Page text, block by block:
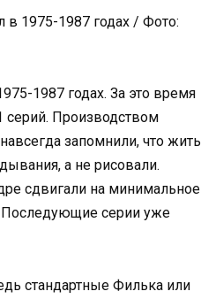
в 1975-1987 годах / Фото:
1987 годах. За это время
серий. Производством
запомнили, что жить
а не рисовали.
сдвигали на минимальное
Последующие серии уже
стандартные Филька или